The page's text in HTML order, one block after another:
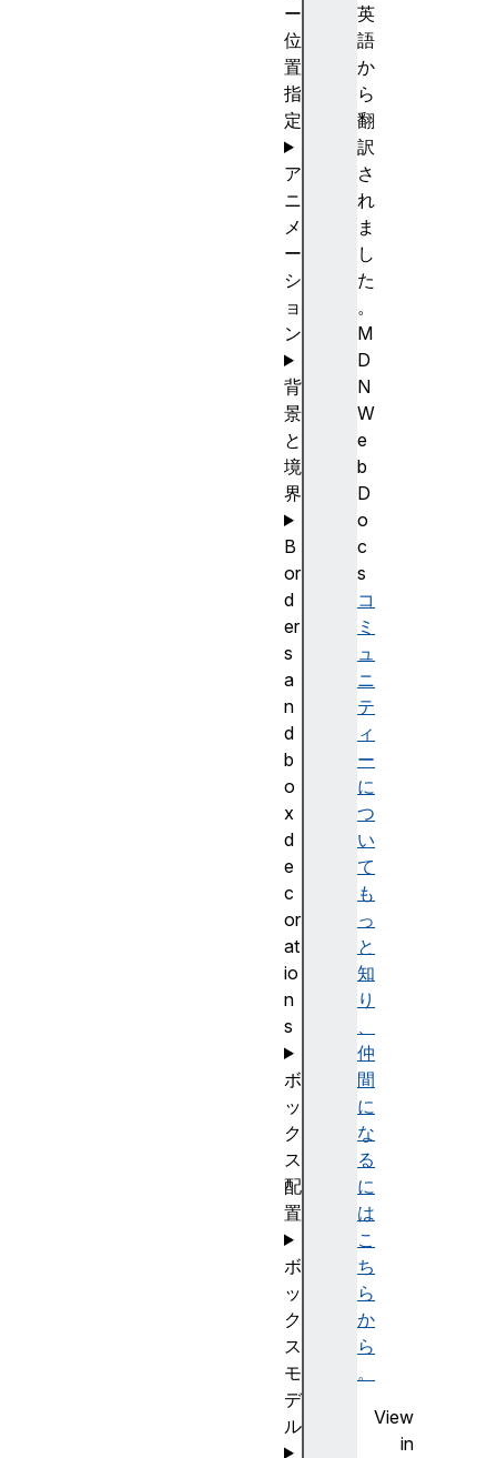
英
語
か
ら
翻
訳
さ
れ
ま
し
た
。
M
D
N
W
e
b
D
o
c
s
コ
ミ
ュ
ニ
テ
ィ
ー
に
つ
い
て
も
っ
と
知
り
、
仲
間
に
な
る
に
は
こ
ち
ら
か
ら
。
View
in
ー
位
置
指
定
ア
ニ
メ
ー
シ
ョ
ン
背
景
と
境
界
B
or
d
er
s
a
n
d
b
o
x
d
e
c
or
at
io
n
s
ボ
ッ
ク
ス
配
置
ボ
ッ
ク
ス
モ
デ
ル